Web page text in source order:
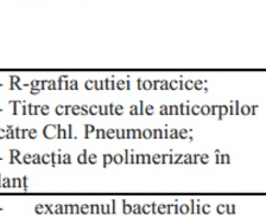
de mulțumire
Echipa IMSP
Treime”